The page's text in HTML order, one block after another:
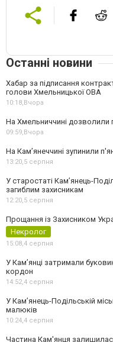
Останні новини
Хабар за підписання
голови Хмельницької ОВА
10:18,Вчора
На Хмельниччині дозволили
09:59,Вчора
На Камʼянеччині зупинили
13:20,5 серпня
У старостаті Кам’янець-
загиблим захисникам
12:20,5 серпня
Прощання із Захисником
Некролог
15:08,4 серпня
У Кам’янці затримали
кордон
14:52,4 серпня
У Кам’янець-Подільській
малюків
10:24,4 серпня
Частина Кам'янця